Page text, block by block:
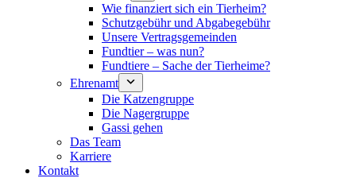
Wie finanziert sich ein Tierheim?
Schutzgebühr und Abgabegebühr
Unsere Vertragsgemeinden
Fundtier – was nun?
Fundtiere – Sache der Tierheime?
Ehrenamt
Die Katzengruppe
Die Nagergruppe
Gassi gehen
Das Team
Karriere
Kontakt